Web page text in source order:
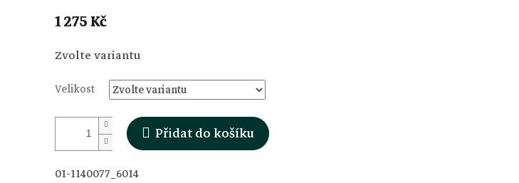
1 275 Kč
Měrná
cena:
Zvolte variantu
Velikost
Přidat do košíku
01-1140077_6014